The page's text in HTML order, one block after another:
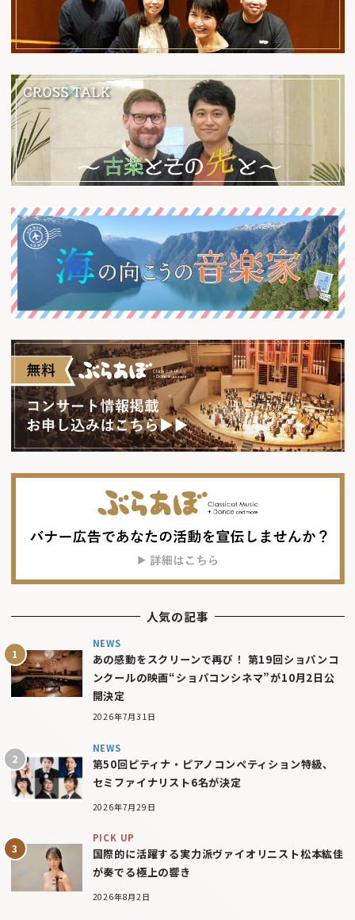
人気の記事
NEWS
あの感動をスクリーンで再び！ 第19回ショパンコ
ンクールの映画“ショパコンシネマ”が10月2日公
開決定
2026年7月31日
NEWS
第50回ピティナ・ピアノコンペティション特級、
セミファイナリスト6名が決定
2026年7月29日
PICK UP
国際的に活躍する実力派ヴァイオリニスト松本紘佳
が奏でる極上の響き
2026年8月2日